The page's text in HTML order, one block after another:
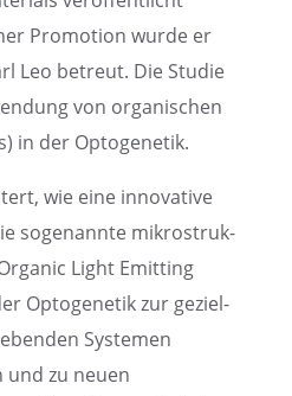
Promo­tion wurde er
Leo betreut. Die Studie
von organi­schen
in der Optogenetik.
wie eine innova­tive
sogenannte mikro­struk­
Light Emitting
Optoge­ne­tik zur geziel­
Syste­men
und zu neuen